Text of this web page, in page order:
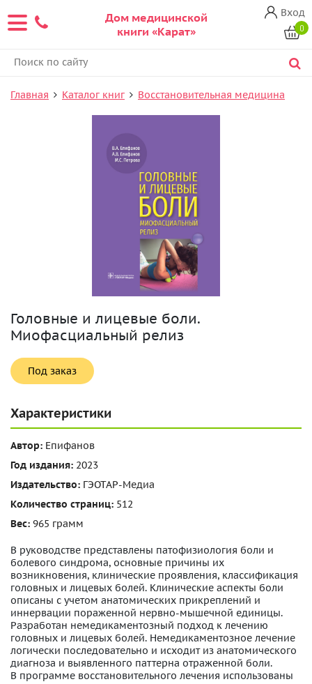
Дом медицинской
книги «Карат»
Вход
0
Главная Каталог книг Восстановительная медицина
Головные и лицевые боли.
Миофасциальный релиз
Под заказ
Характеристики
Автор: Епифанов
Год издания: 2023
Издательство: ГЭОТАР-Медиа
Количество страниц: 512
Вес: 965 грамм
В руководстве представлены патофизиология боли и
болевого синдрома, основные причины их
возникновения, клинические проявления, классификация
головных и лицевых болей. Клинические аспекты боли
описаны с учетом анатомических прикреплений и
иннервации пораженной нервно-мышечной единицы.
Разработан немедикаментозный подход к лечению
головных и лицевых болей. Немедикаментозное лечение
логически последовательно и исходит из анатомического
диагноза и выявленного паттерна отраженной боли.
В программе восстановительного лечения использованы